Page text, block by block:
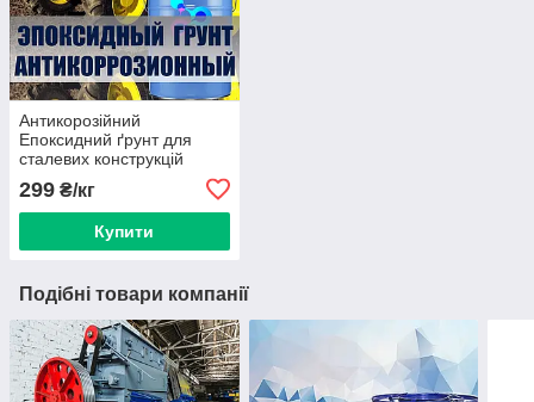
Антикорозійний
Епоксидний ґрунт для
сталевих конструкцій
299 ₴/кг
Купити
Подібні товари компанії